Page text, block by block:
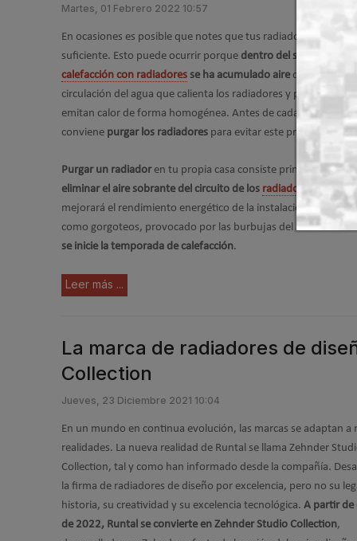
Martes, 01 Febrero 2022 10:57
En ocasiones es posible que notes que tus radiadores no
suficiente. Esto puede ocurrir porque dentro del sistema de
calefacción con radiadores se ha acumulado aire que
circulación del agua que calienta los radiadores y provoca que
emitan calor de forma homogénea. Antes de cada temporada
conviene purgar los radiadores para evitar este problema.
Purgar un radiadoren tu propia casa consiste principalmente
eliminar el aire sobrante del circuito de los radiadores
, con lo
mejorará el rendimiento energético de la instalación de
como gorgoteos, provocado por las burbujas del aire
se inicie la temporada de calefacción.
Leer más ...
La marca de radiadores de
Collection
Jueves, 23 Diciembre 2021 10:04
En un mundo en continua evolución, las marcas se adaptan a
realidades. La nueva realidad de Runtal se llama Zehnder
Collection, tal y como han informado desde la compañía.
la firma de radiadores de diseño por excelencia, pero no su
historia, su creatividad y su excelencia tecnológica. A partir de
de 2022, Runtal se convierte en Zehnder Studio Collection,